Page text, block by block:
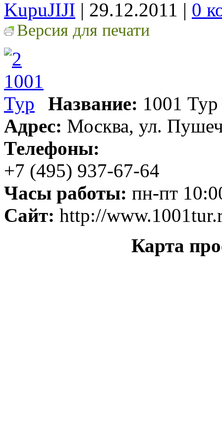
KupuJIJI | 29.12.2011 | 0
Версия для печати
Название: 1001 Тур
Адрес: Москва, ул.
Телефоны:
+7 (495) 937-67-64
Часы работы: пн-пт
Сайт: http://
Карта